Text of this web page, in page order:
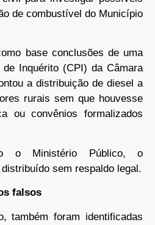
de combustível do Município
base conclusões de uma
Inquérito (CPI) da Câmara
a distribuição de diesel a
rurais sem que houvesse
ou convênios formalizados
o Ministério Público, o
sem respaldo legal.
falsos
também foram identificadas